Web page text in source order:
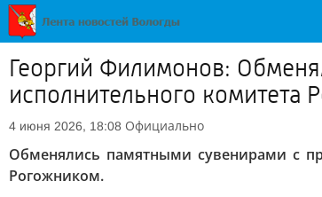
Георгий Филимонов:
исполнительного
4 июня 2026, 18:08 Официально
Обменялись памятными сувенирами с
Рогожником.